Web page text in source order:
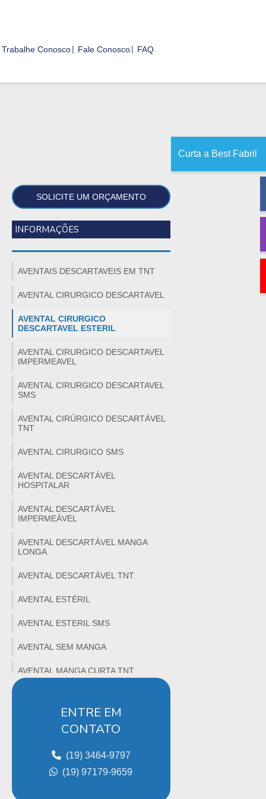
Trabalhe Conosco Fale Conosco FAQ
SOLICITE UM ORÇAMENTO
INFORMAÇÕES
AVENTAIS DESCARTAVEIS EM TNT
AVENTAL CIRURGICO DESCARTAVEL
AVENTAL CIRURGICO
DESCARTAVEL ESTERIL
AVENTAL CIRURGICO DESCARTAVEL
IMPERMEAVEL
AVENTAL CIRURGICO DESCARTAVEL
SMS
AVENTAL CIRÚRGICO DESCARTÁVEL
TNT
AVENTAL CIRURGICO SMS
AVENTAL DESCARTÁVEL
HOSPITALAR
AVENTAL DESCARTÁVEL
IMPERMEÁVEL
AVENTAL DESCARTÁVEL MANGA
LONGA
AVENTAL DESCARTÁVEL TNT
AVENTAL ESTÉRIL
AVENTAL ESTERIL SMS
AVENTAL SEM MANGA
AVENTAL MANGA CURTA TNT
AVENTAL MANGA LONGA
DESCARTAVEL
AVENTAL SMS
AVENTAL SSMMS
ENTRE EM
CONTATO
(19) 3464-9797
(19) 97179-9659
Curta a Best Fabril